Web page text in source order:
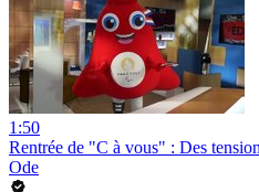
1:50
Rentrée de "C à vous" : Des
Ode